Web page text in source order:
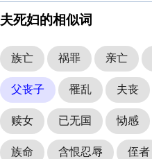
夫死妇的相似词
族亡 祸罪 亲亡
父丧子 罹乱 夫丧
赎女 已无国 恸感
族命 含恨忍辱 侄者